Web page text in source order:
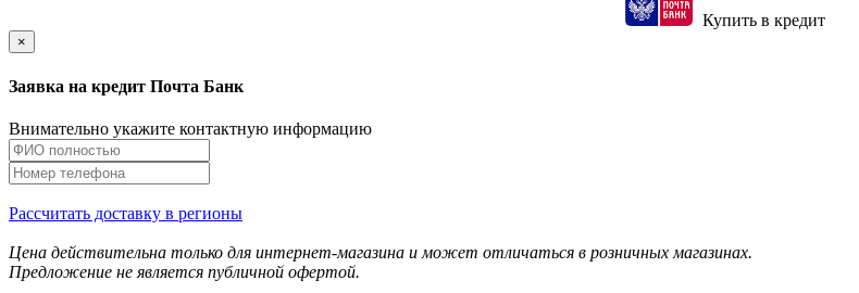
Купить в кредит
×
Заявка на кредит Почта Банк
Внимательно укажите контактную информацию
Рассчитать доставку в регионы
Цена действительна только для интернет-магазина и может отличаться в розничных магазинах.
Предложение не является публичной офертой.